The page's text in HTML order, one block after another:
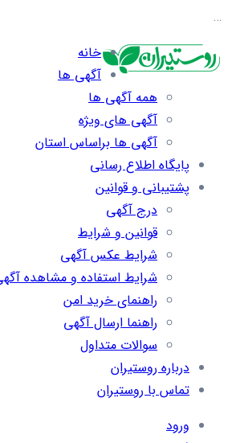
…
خانه
آگهی ها
همه آگهی ها
آگهی های ویژه
آگهی ها براساس استان
پایگاه اطلاع رسانی
پشتیبانی و قوانین
درج آگهی
قوانین و شرایط
شرایط عکس آگهی
شرایط استفاده و مشاهده
راهنمای خرید امن
راهنما ارسال آگهی
سوالات متداول
درباره روستیران
تماس با روستیران
ورود